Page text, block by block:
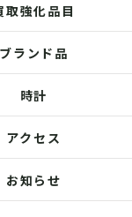
取強化品目
ブランド品
時計
アクセス
お知らせ